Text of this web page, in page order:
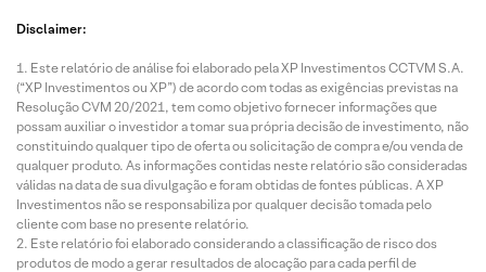
Disclaimer:
Este relatório de análise foi elaborado pela XP Investimentos CCTVM S.A.
(“XP Investimentos ou XP”) de acordo com todas as exigências previstas na
Resolução CVM 20/2021, tem como objetivo fornecer informações que
possam auxiliar o investidor a tomar sua própria decisão de investimento, não
constituindo qualquer tipo de oferta ou solicitação de compra e/ou venda de
qualquer produto. As informações contidas neste relatório são consideradas
válidas na data de sua divulgação e foram obtidas de fontes públicas. A XP
Investimentos não se responsabiliza por qualquer decisão tomada pelo
cliente com base no presente relatório.
Este relatório foi elaborado considerando a classificação de risco dos
produtos de modo a gerar resultados de alocação para cada perfil de